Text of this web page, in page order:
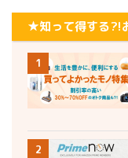
★知って得する?!
1
2